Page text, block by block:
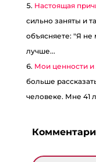
Настоящая
сильно заняты и
объясняете: "Я не
лучше...
Мои ценности
больше
человеке. Мне 41